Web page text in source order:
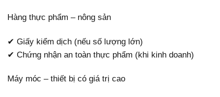
Hàng thực phẩm – nông sản
✔ Giấy kiểm dịch (nếu số lượng lớn)
✔ Chứng nhận an toàn thực phẩm (khi kinh doanh)
Máy móc – thiết bị có giá trị cao